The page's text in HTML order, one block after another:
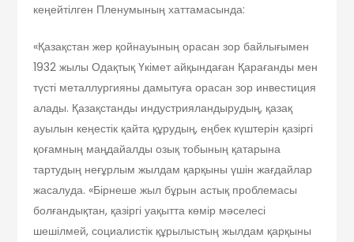
кеңейтілген Пленумының хаттамасында:
«Қазақстан жер қойнауының орасан зор байлығымен
1932 жылы Одақтық Үкімет айқындаған Қарағанды мен
түсті металлургияны дамытуға орасан зор инвестиция
алады. Қазақстанды индустрияландырудың, қазақ
ауылын кеңестік қайта құрудың, еңбек күштерін қазіргі
қоғамның маңдайалды озық тобының қатарына
тартудың неғұрлым жылдам қарқыны үшін жағдайлар
жасалуда. «Бірнеше жыл бұрын астық проблемасы
болғандықтан, қазіргі уақытта көмір мәселесі
шешілмей, социалистік құрылыстың жылдам қарқыны